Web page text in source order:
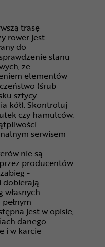
trasę
rower jest
do
stanu
ze
elementów
(śrub
sztycy
kół). Skontroluj
czy hamulców.
serwisem
nie są
producentów
-
dobierają
jest w opisie,
danego
i w karcie